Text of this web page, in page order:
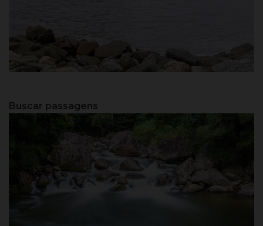
Buscar passagens